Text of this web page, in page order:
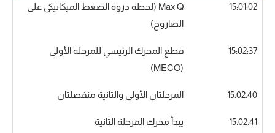
15:01:02
Max Q (لحظة ذروة الضغط الميكانيكي على
الصاروخ)
15:02:37
قطع المحرك الرئيسي للمرحلة الأولى
(MECO)
15:02:40 المرحلتان الأولى والثانية منفصلتان
15:02:41 يبدأ محرك المرحلة الثانية